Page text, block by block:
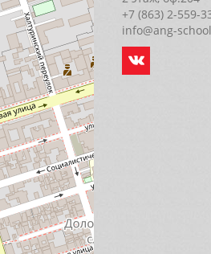
+7 (863) 2-559-
info@ang-